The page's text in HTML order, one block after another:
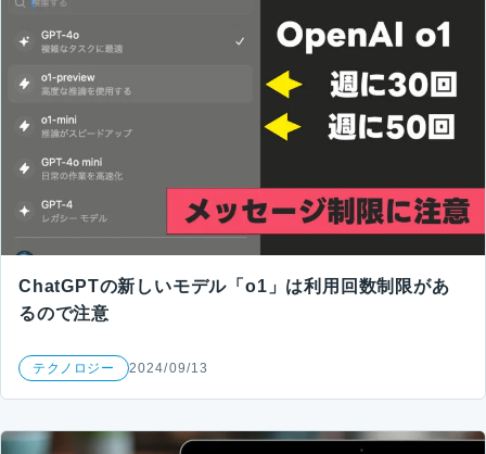
ChatGPTの新しいモデル「o1」は利用回数制限があ
るので注意
テクノロジー 2024/09/13